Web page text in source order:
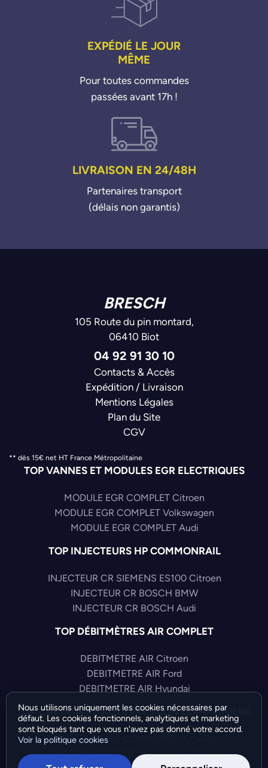
EXPÉDIÉ LE JOUR
MÊME
Pour toutes commandes
passées avant 17h !
LIVRAISON EN 24/48H
Partenaires transport
(délais non garantis)
BRESCH
105 Route du pin montard,
06410 Biot
04 92 91 30 10
Contacts & Accès
Expédition / Livraison
Mentions Légales
Plan du Site
CGV
** dès 15€ net HT France Métropolitaine
TOP VANNES ET MODULES EGR ELECTRIQUES
MODULE EGR COMPLET Citroen
MODULE EGR COMPLET Volkswagen
MODULE EGR COMPLET Audi
TOP INJECTEURS HP COMMONRAIL
INJECTEUR CR SIEMENS ES100 Citroen
INJECTEUR CR BOSCH BMW
INJECTEUR CR BOSCH Audi
TOP DÉBITMÈTRES AIR COMPLET
DEBITMETRE AIR Citroen
DEBITMETRE AIR Ford
DEBITMETRE AIR Hyundai
TOP CAPTEURS HAUTE PRESSION COMMONRAIL
CAPTEUR PRESS COMMONRAIL Citroen
CAPTEUR PRESS COMMONRAIL Toyota
Nous utilisons uniquement les cookies nécessaires par
défaut. Les cookies fonctionnels, analytiques et marketing
sont bloqués tant que vous n'avez pas donné votre accord.
Voir la politique cookies